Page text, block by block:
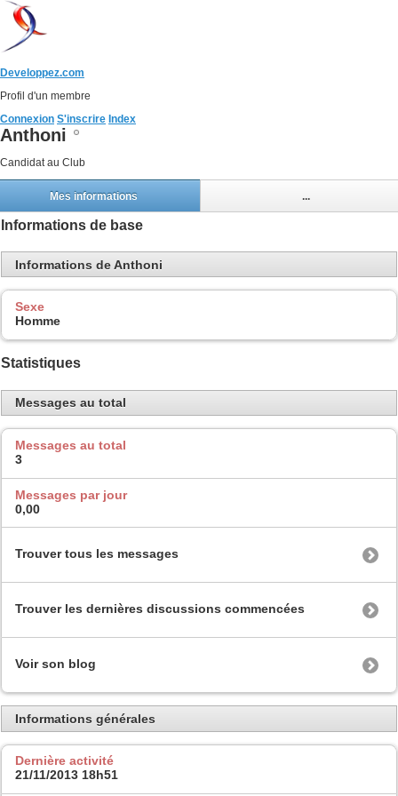
Developpez.com
Profil d'un membre
Connexion S'inscrire Index
Anthoni
Candidat au Club
Mes informations ...
Informations de base
Informations de Anthoni
Sexe
Homme
Statistiques
Messages au total
Messages au total
3
Messages par jour
0,00
Trouver tous les messages
Trouver les dernières discussions commencées
Voir son blog
Informations générales
Dernière activité
21/11/2013 18h51